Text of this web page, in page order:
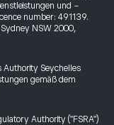
und -
number: 491139.
NSW 2000,
Authority Seychelles
gemäß dem
Authority ("FSRA")